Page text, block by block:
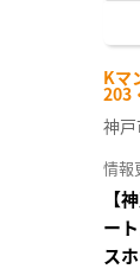
Kマ
203
神
情報
【
ー
ス